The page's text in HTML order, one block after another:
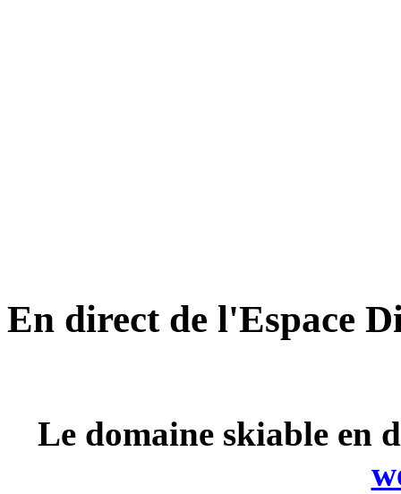
En direct de l'Espace
Le domaine skiable en